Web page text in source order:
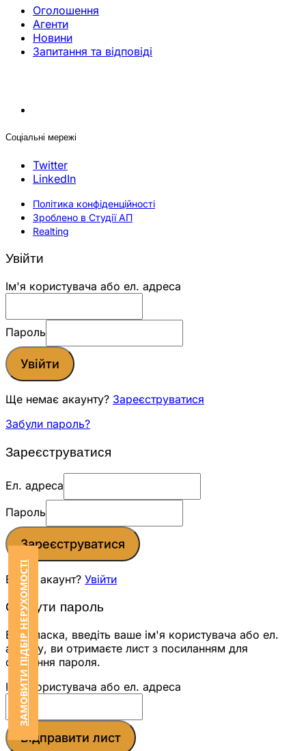
Оголошення
Агенти
Новини
Запитання та відповіді
Соціальні мережі
Twitter
LinkedIn
Політика конфіденційності
Зроблено в Студії АП
Realting
ЗАМОВИТИ ПІДБІР НЕРУХОМОСТІ
Увійти
Ім'я користувача або ел. адреса
Пароль
Увійти
Ще немає акаунту? Зареєструватися
Забули пароль?
Зареєструватися
Ел. адреса
Пароль
Зареєструватися
Вже є акаунт? Увійти
Скинути пароль
Будь ласка, введіть ваше ім'я користувача або ел.
адресу, ви отримаєте лист з посиланням для
скидання пароля.
Ім'я користувача або ел. адреса
Відправити лист